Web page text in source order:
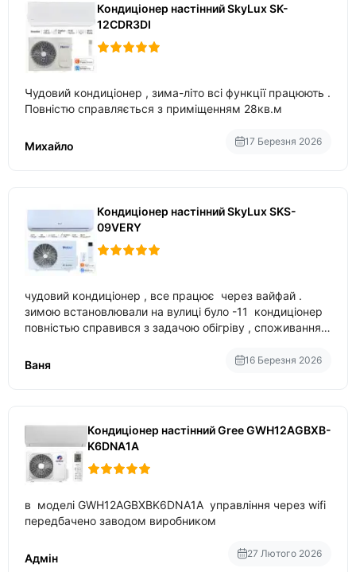
Кондиціонер настінний SkyLux SK-
12CDR3DI
Чудовий кондиціонер , зима-літо всі функції працюють .
Повністю справляється з приміщенням 28кв.м
Михайло 17 Березня 2026
Кондиціонер настінний SkyLux SKS-
09VERY
чудовий кондиціонер , все працює через вайфай .
зимою встановлювали на вулиці було -11 кондиціонер
повністью справився з задачою обігріву , споживання
температури
Ваня 16 Березня 2026
Кондиціонер настінний Gree GWH12AGBXB-
K6DNA1A
в моделі GWH12AGBXBK6DNA1A управління через wifi
передбачено заводом виробником
Адмін 27 Лютого 2026